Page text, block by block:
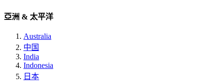
亞洲 & 太平洋
Australia
中国
India
Indonesia
日本